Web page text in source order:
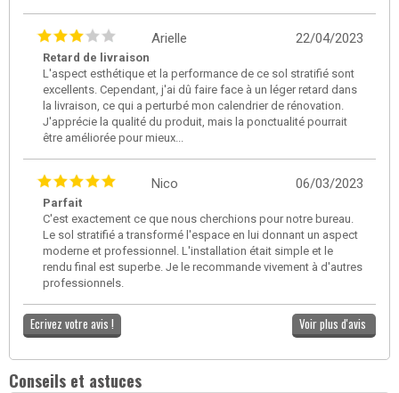
22/04/2023
Arielle
Retard de livraison
L'aspect esthétique et la performance de ce sol stratifié sont
excellents. Cependant, j'ai dû faire face à un léger retard dans
la livraison, ce qui a perturbé mon calendrier de rénovation.
J'apprécie la qualité du produit, mais la ponctualité pourrait
être améliorée pour mieux...
06/03/2023
Nico
Parfait
C'est exactement ce que nous cherchions pour notre bureau.
Le sol stratifié a transformé l'espace en lui donnant un aspect
moderne et professionnel. L'installation était simple et le
rendu final est superbe. Je le recommande vivement à d'autres
professionnels.
Ecrivez votre avis ! Voir plus d'avis
Conseils et astuces